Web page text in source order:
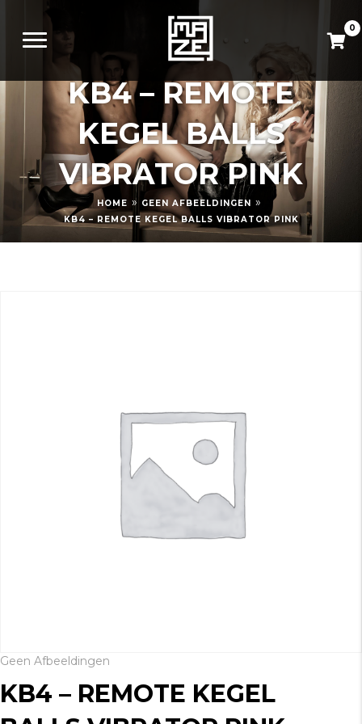
0
KB4 – REMOTE
KEGEL BALLS
VIBRATOR PINK
HOME » GEEN AFBEELDINGEN »
KB4 – REMOTE KEGEL BALLS VIBRATOR PINK
Geen Afbeeldingen
KB4 – REMOTE KEGEL